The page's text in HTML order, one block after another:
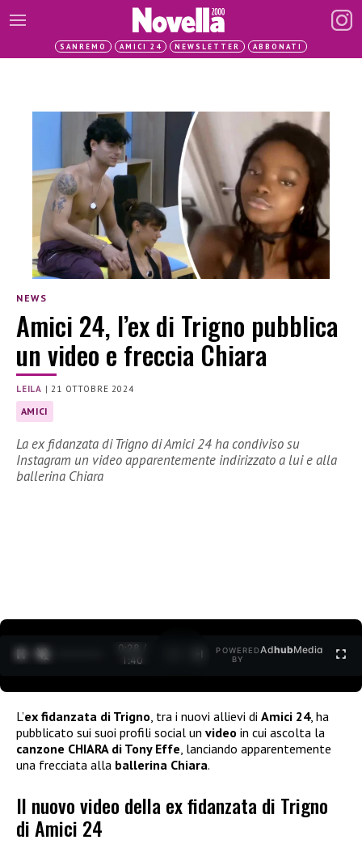
SANREMO AMICI 24 NEWSLETTER ABBONATI
NEWS
Amici 24, l’ex di Trigno pubblica
un video e freccia Chiara
LEILA |21 OTTOBRE 2024
AMICI
La ex fidanzata di Trigno di Amici 24 ha condiviso su
Instagram un video apparentemente indirizzato a lui e alla
ballerina Chiara
0:29 /
1:40
POWERED
BY
AdhubMedia
L’ex fidanzata di Trigno , tra i nuovi allievi di Amici 24, ha
pubblicato sui suoi profili social un video in cui ascolta la
canzone CHIARA di Tony Effe , lanciando apparentemente
una frecciata alla ballerina Chiara.
Il nuovo video della ex fidanzata di Trigno
di Amici 24